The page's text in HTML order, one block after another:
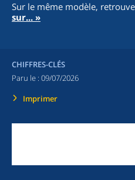
Sur le même modèle,
sur... »
CHIFFRES-CLÉS
Paru le : 09/07/2026
Imprimer